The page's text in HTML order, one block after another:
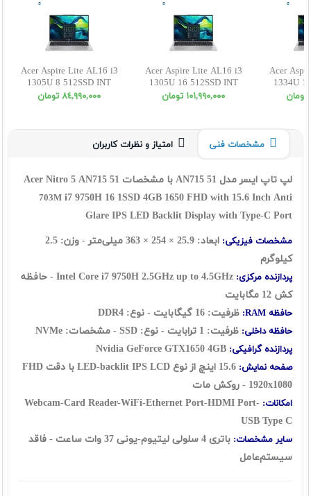
Acer Aspire Lite AL16 i3
1305U 8 512SSD INT
WUXGA
٨٤,٩٩٠,٠٠٠ تومان
Acer Aspire Lite AL16 i3
1305U 16 512SSD INT
WUXGA
١٠١,٩٩٠,٠٠٠ تومان
Acer
1334U
مشخصات فنی امتیاز و نظرات کاربران
لپ تاپ ایسر مدل AN715 51 با مشخصات Acer Nitro 5 AN715 51
703M i7 9750H 16 1SSD 4GB 1650 FHD with 15.6 Inch Anti
Glare IPS LED Backlit Display with Type-C Port
مشخصات فیزیکی:
ابعاد: 25.9 × 254 × 363 میلی‌متر - وزن: 2.5
کیلوگرم
پردازنده مرکزی:
Intel Core i7 9750H 2.5GHz up to 4.5GHz - حافظه
کش 12 مگابایت
حافظه RAM: ظرفیت: 16 گيگابايت - نوع: DDR4
حافظه داخلی: ظرفیت: 1 ترابايت - نوع: SSD - مشخصات: NVMe
پردازنده گرافیکی:
صفحه نمایش:
15.6 اينچ از نوع LED-backlit IPS LCD با دقت FHD
1920x1080 - روکش مات
امکانات: Webcam-Card Reader-WiFi-Ethernet Port-HDMI Port-
USB Type C
سایر مشخصات:
باتری 4 سلولی لیتیوم-یونی 37 وات ساعت - فاقد
سيستم‌عامل